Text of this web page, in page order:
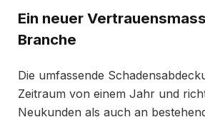
Ein neuer
Branche
Die umfassende
Zeitraum von einem Jahr und
Neukunden als auch an